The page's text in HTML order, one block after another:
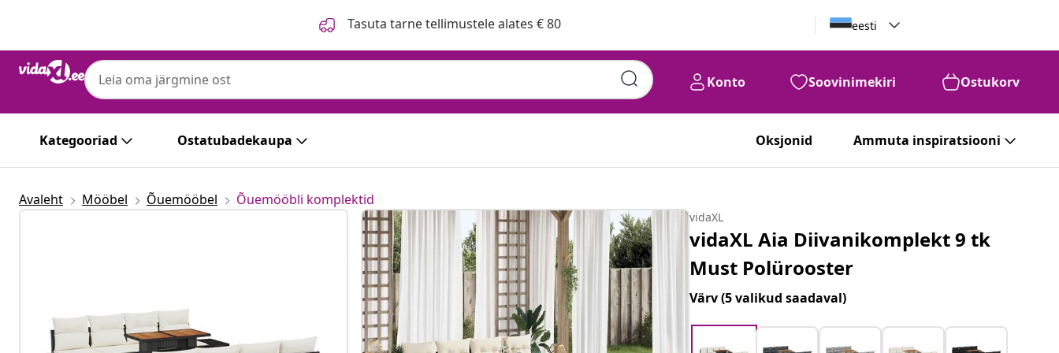
Tasuta tarne tellimustele alates € 80 eesti
Konto Soovinimekiri Ostukorv
Kategooriad Ostatubadekaupa Oksjonid Ammuta inspiratsiooni
Avaleht Mööbel Õuemööbel Õuemööbli komplektid
vidaXL
vidaXL Aia Diivanikomplekt 9 tk
Must Polürooster
Värv(5 valikud saadaval)